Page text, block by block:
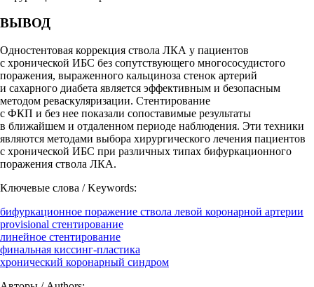
ВЫВОД
Одностентовая коррекция ствола ЛКА у пациентов
с хронической ИБС без сопутствующего многососудистого
поражения, выраженного кальциноза стенок артерий
и сахарного диабета является эффективным и безопасным
методом реваскуляризации. Стентирование
с ФКП и без нее показали сопоставимые результаты
в ближайшем и отдаленном периоде наблюдения. Эти техники
являются методами выбора хирургического лечения пациентов
с хронической ИБС при различных типах бифуркационного
поражения ствола ЛКА.
Ключевые слова / Keywords:
бифуркационное поражение ствола левой коронарной артерии
provisional стентирование
линейное стентирование
финальная киссинг-пластика
хронический коронарный синдром